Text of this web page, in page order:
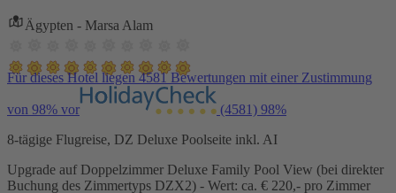
Ägypten - Marsa Alam
Für dieses Hotel liegen 4581 Bewertungen mit einer Zustimmung
von 98% vor (4581) 98%
8-tägige Flugreise, DZ Deluxe Poolseite inkl. AI
Upgrade auf Doppelzimmer Deluxe Family Pool View (bei direkter
Buchung des Zimmertyps DZX2) - Wert: ca. € 220,- pro Zimmer